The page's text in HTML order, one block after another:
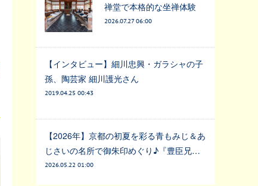
禅堂で本格的な坐禅体験
2026.07.27 06:00
【インタビュー】細川忠興・ガラシャの子
孫、陶芸家 細川護光さん
2019.04.25 00:43
【2026年】京都の初夏を彩る青もみじ＆あ
じさいの名所で御朱印めぐり♪『豊臣兄…
2026.05.22 01:00